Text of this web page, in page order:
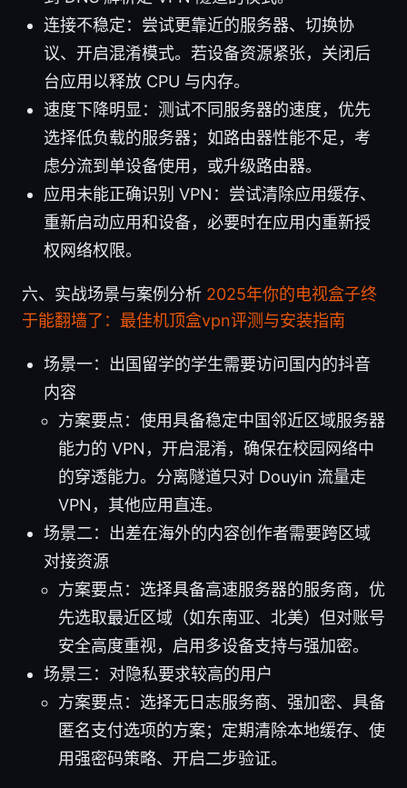
连接不稳定：尝试更靠近的服务器、切换协
议、开启混淆模式。若设备资源紧张，关闭后
台应用以释放 CPU 与内存。
速度下降明显：测试不同服务器的速度，优先
选择低负载的服务器；如路由器性能不足，考
虑分流到单设备使用，或升级路由器。
应用未能正确识别 VPN：尝试清除应用缓存、
重新启动应用和设备，必要时在应用内重新授
权网络权限。
六、实战场景与案例分析 2025年你的电视盒子终
于能翻墙了：最佳机顶盒vpn评测与安装指南
场景一：出国留学的学生需要访问国内的抖音
内容
方案要点：使用具备稳定中国邻近区域服务器
能力的 VPN，开启混淆，确保在校园网络中
的穿透能力。分离隧道只对 Douyin 流量走
VPN，其他应用直连。
场景二：出差在海外的内容创作者需要跨区域
对接资源
方案要点：选择具备高速服务器的服务商，优
先选取最近区域（如东南亚、北美）但对账号
安全高度重视，启用多设备支持与强加密。
场景三：对隐私要求较高的用户
方案要点：选择无日志服务商、强加密、具备
匿名支付选项的方案；定期清除本地缓存、使
用强密码策略、开启二步验证。